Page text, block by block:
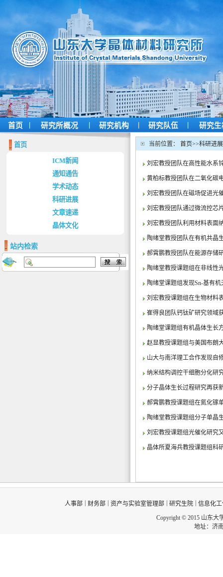
首页 | 研究所概况 | 研究机构 | 研究队伍 | 研究
首页
ICM新闻
通知通告
学术动态
科研进展
文章速递
晶体文化
站内检索
当前位置： 首页>>科研进展
刘宏教授团队在高性能水系
黄柏标教授团队在二氧化碳
刘宏教授团队在磁场促进光
刘宏教授团队通过微流控芯
刘宏教授团队利用材料表面
陶绪堂教授团队在有机共晶
郝霄鹏教授团队在能源存储
陶绪堂教授课题组在非线性
陶绪堂课题组发现Sn-基有
刘宏教授课题组在生物材料
崔得良团队钙钛矿研究领域
陶绪堂课题组有机晶体生长
赵显教授课题组与美国布朗
山大与南洋理工合作发现自
纳米结构调控干细胞分化研
分子晶体生长过程研究再获
郝霄鹏教授课题组在氮化镓
陶绪堂教授课题组分子单晶
刘宏教授课题组光催化研究
晶体所夏海兵教授课题组科
人事部 财务部 资产与实验室管理部 研究生院
信息化
Copyright © 2015 山东大
地址：济